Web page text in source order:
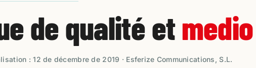
de qualité et
: 12 de décembre de 2019 · Esferize Communications, S.L.